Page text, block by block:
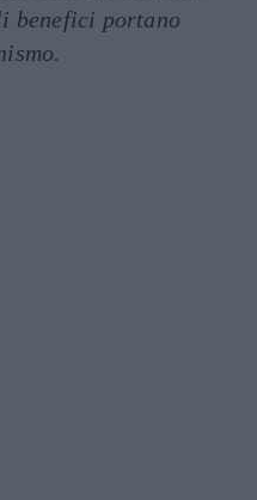
benefici portano